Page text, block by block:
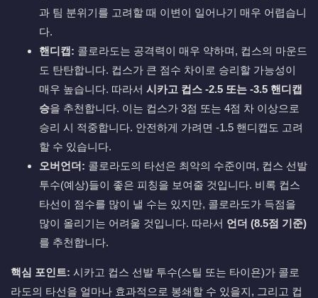
과 팀 분위기를 고려할 때 이변이 일어나기 매우 어렵습니
다.
핸디캡: 콜로라도는 공격력이 매우 약하며, 컵스의 마운드
도 탄탄합니다. 컵스가 큰 점수 차이로 승리할 가능성이
매우 높습니다. 따라서 시카고 컵스 -2.5 또는 -3.5 핸디캡
승을 추천합니다. 이는 컵스가 3점 또는 4점 차 이상으로
승리 시 적중합니다. 안전하게 가려면 -1.5 핸디캡도 고려
할 수 있습니다.
오버언더: 콜로라도의 타선은 최악의 수준이며, 컵스 선발
투수(예상)들이 좋은 피칭을 보여줄 것입니다. 비록 컵스
타선이 점수를 많이 낼 수는 있지만, 콜로라도가 득점을
많이 올리기는 어려울 것입니다. 따라서 언더 (8.5점 기준)
를 추천합니다.
핵심 포인트: 시카고 컵스 선발 투수(스틸 또는 타이욘)가 콜로
라도의 타선을 얼마나 효과적으로 봉쇄할 수 있을지, 그리고 컵